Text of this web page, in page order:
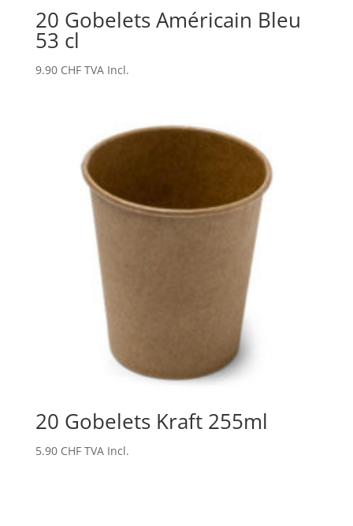
20 Gobelets Américain Bleu
53 cl
9.90 CHF TVA Incl.
20 Gobelets Kraft 255ml
5.90 CHF TVA Incl.